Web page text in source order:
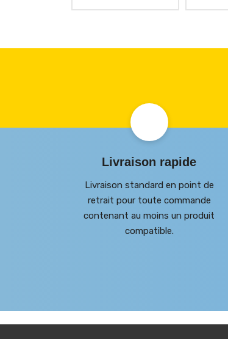
Livraison rapide
Livraison standard en point de
retrait pour toute commande
contenant au moins un produit
compatible.